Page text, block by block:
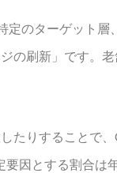
定のターゲット
の刷新」です。
たりすることで
因とする割合は